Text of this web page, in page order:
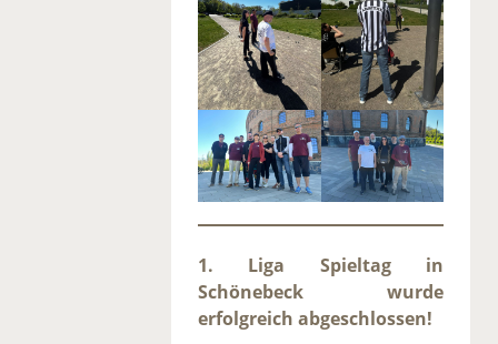
1. Liga Spieltag in
Schönebeck wurde
erfolgreich abgeschlossen!